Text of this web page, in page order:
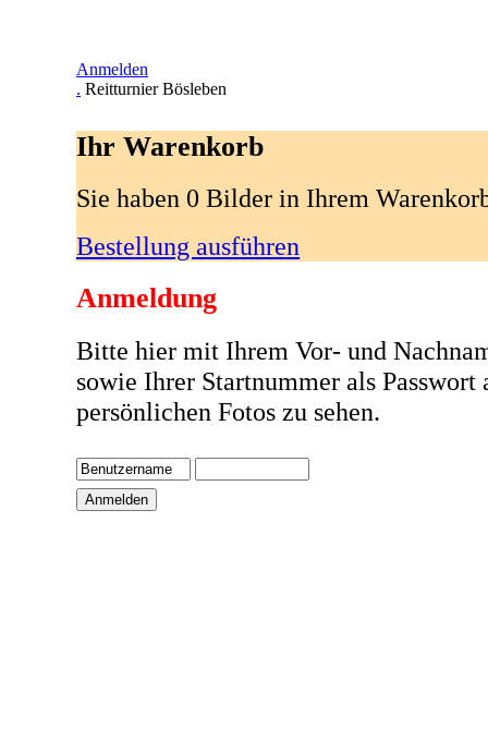
Anmelden
. Reitturnier Bösleben
Ihr Warenkorb
Sie haben 0 Bilder in Ihrem
Bestellung ausführen
Anmeldung
Bitte hier mit Ihrem Vor- und
sowie Ihrer Startnummer als Passwort
persönlichen Fotos zu sehen.